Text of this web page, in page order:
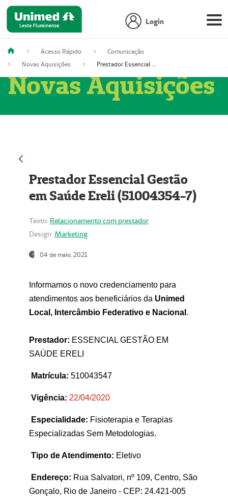
Login
Acesso Rápido
Comunicação
Novas Aquisições
Prestador Essencial Gestão em Saúde Ereli (51004354-7)
Novas Aquisições
Prestador Essencial Gestão
em Saúde Ereli (51004354-7)
Texto: Relacionamento com prestador
Design: Marketing
04 de maio, 2021
Informamos o novo credenciamento para
atendimentos aos beneficiários da Unimed
Local, Intercâmbio Federativo e Nacional .
Prestador: ESSENCIAL GESTÃO EM
SAÚDE ERELI
Matrícula: 510043547
Vigência: 22/04/2020
Especialidade: Fisioterapia e Terapias
Especializadas Sem Metodologias.
Tipo de Atendimento: Eletivo
Endereço: Rua Salvatori, nº 109, Centro, São
Gonçalo, Rio de Janeiro - CEP: 24.421-005